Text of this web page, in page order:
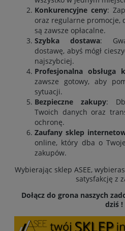
Konkurencyjne ceny:
oraz regularne promocje,
są zawsze opłacalne.
Szybka dostawa:
dostawę, abyś mógł
najszybciej.
Profesjonalna obsługa
zawsze gotowy, aby
sytuacji.
Bezpieczne zakupy:
Twoich danych oraz
ochronę.
Zaufany sklep
online, który dba o
zakupów.
Wybierając sklep ASEE,
satysfakcję z
Dołącz do grona naszych
dziś !